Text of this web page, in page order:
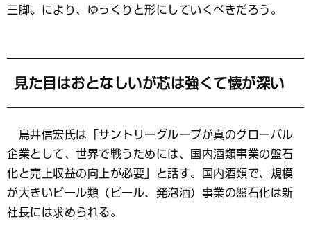
三脚〟により、ゆっくりと形にしていくべきだろう。
見た目はおとなしいが芯は強くて懐が深い
鳥井信宏氏は「サントリーグループが真のグローバル
企業として、世界で戦うためには、国内酒類事業の盤石
化と売上収益の向上が必要」と話す。国内酒類で、規模
が大きいビール類（ビール、発泡酒）事業の盤石化は新
社長には求められる。